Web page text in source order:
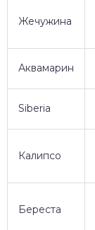
Жечужина
Аквамарин
Siberia
Калипсо
Береста